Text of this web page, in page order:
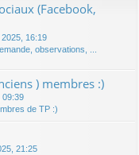
(Facebook,
16:19
observations, ...
) membres :)
09:39
de TP :)
21:25